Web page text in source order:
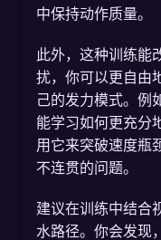
中保持动作质量。
此外，这种训练能
扰，你可以更自由
己的发力模式。例
能学习如何更充分
用它来突破速度瓶
不连贯的问题。
建议在训练中结合
水路径。你会发现